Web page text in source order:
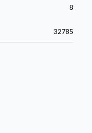
8
32785